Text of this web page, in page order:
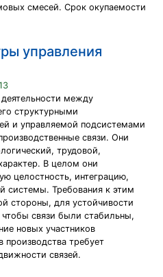
смесей. Срок окупаемости
управления
между
структурными
и управляемой подсистемами
связи. Они
трудовой,
В целом они
целостность, интеграцию,
системы. Требования к этим
стороны, для устойчивости
связи были стабильны,
новых участников
производства требует
связей.